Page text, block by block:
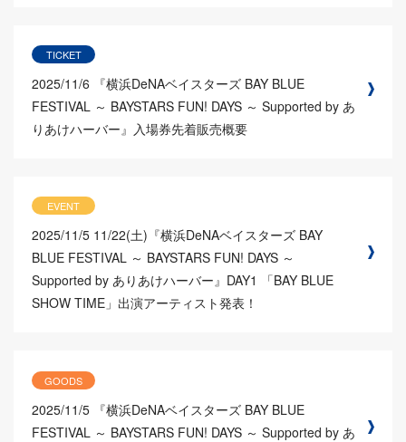
TICKET
2025/11/6
『横浜DeNAベイスターズ BAY BLUE
FESTIVAL ～ BAYSTARS FUN! DAYS ～ Supported by あ
りあけハーバー』入場券先着販売概要
EVENT
2025/11/5 11/22(土)『横浜DeNAベイスターズ BAY
BLUE FESTIVAL ～ BAYSTARS FUN! DAYS ～
Supported by ありあけハーバー』DAY1 「BAY BLUE
SHOW TIME」出演アーティスト発表！
GOODS
2025/11/5 『横浜DeNAベイスターズ BAY BLUE
FESTIVAL ～ BAYSTARS FUN! DAYS ～ Supported by あ